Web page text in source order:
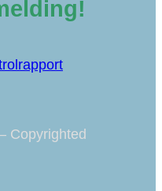
Copyrighted